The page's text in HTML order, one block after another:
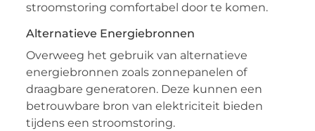
stroomstoring comfortabel door te komen.
Alternatieve Energiebronnen
Overweeg het gebruik van alternatieve
energiebronnen zoals zonnepanelen of
draagbare generatoren. Deze kunnen een
betrouwbare bron van elektriciteit bieden
tijdens een stroomstoring.